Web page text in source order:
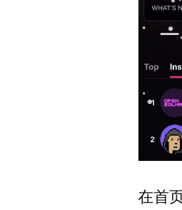
在首